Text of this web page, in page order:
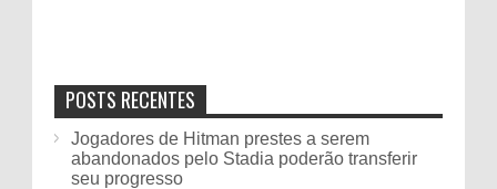
POSTS RECENTES
Jogadores de Hitman prestes a serem
abandonados pelo Stadia poderão transferir
seu progresso